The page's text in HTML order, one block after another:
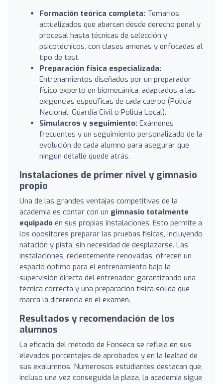
Formación teórica completa: Temarios
actualizados que abarcan desde derecho penal y
procesal hasta técnicas de selección y
psicotécnicos, con clases amenas y enfocadas al
tipo de test.
Preparación física especializada:
Entrenamientos diseñados por un preparador
físico experto en biomecánica, adaptados a las
exigencias específicas de cada cuerpo (Policía
Nacional, Guardia Civil o Policía Local).
Simulacros y seguimiento: Exámenes
frecuentes y un seguimiento personalizado de la
evolución de cada alumno para asegurar que
ningún detalle quede atrás.
Instalaciones de primer nivel y gimnasio
propio
Una de las grandes ventajas competitivas de la
academia es contar con un gimnasio totalmente
equipado en sus propias instalaciones. Esto permite a
los opositores preparar las pruebas físicas, incluyendo
natación y pista, sin necesidad de desplazarse. Las
instalaciones, recientemente renovadas, ofrecen un
espacio óptimo para el entrenamiento bajo la
supervisión directa del entrenador, garantizando una
técnica correcta y una preparación física sólida que
marca la diferencia en el examen.
Resultados y recomendación de los
alumnos
La eficacia del método de Fonseca se refleja en sus
elevados porcentajes de aprobados y en la lealtad de
sus exalumnos. Numerosos estudiantes destacan que,
incluso una vez conseguida la plaza, la academia sigue